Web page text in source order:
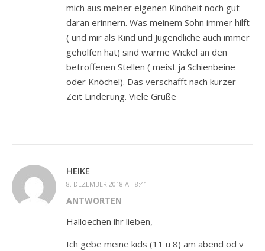
mich aus meiner eigenen Kindheit noch gut
daran erinnern. Was meinem Sohn immer hilft
( und mir als Kind und Jugendliche auch immer
geholfen hat) sind warme Wickel an den
betroffenen Stellen ( meist ja Schienbeine
oder Knöchel). Das verschafft nach kurzer
Zeit Linderung. Viele Grüße
HEIKE
8. DEZEMBER 2018 AT 8:41
ANTWORTEN
Halloechen ihr lieben,
Ich gebe meine kids (11 u 8) am abend od v